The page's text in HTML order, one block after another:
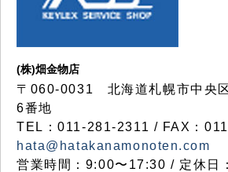
(株)畑金物店
〒060-0031 北海道札幌市中央
6番地
TEL：011-281-2311 / FAX：
hata@hatakanamonoten.com
営業時間：9:00〜17:30 / 定休日